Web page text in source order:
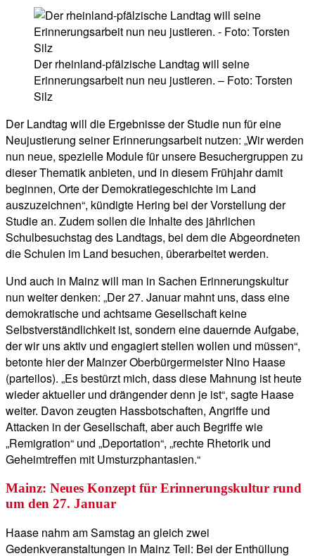
Der rheinland-pfälzische Landtag will seine
Erinnerungsarbeit nun neu justieren. – Foto: Torsten
Silz
Der Landtag will die Ergebnisse der Studie nun für eine
Neujustierung seiner Erinnerungsarbeit nutzen: „Wir werden
nun neue, spezielle Module für unsere Besuchergruppen zu
dieser Thematik anbieten, und in diesem Frühjahr damit
beginnen, Orte der Demokratiegeschichte im Land
auszuzeichnen“, kündigte Hering bei der Vorstellung der
Studie an. Zudem sollen die Inhalte des jährlichen
Schulbesuchstag des Landtags, bei dem die Abgeordneten
die Schulen im Land besuchen, überarbeitet werden.
Und auch in Mainz will man in Sachen Erinnerungskultur
nun weiter denken: „Der 27. Januar mahnt uns, dass eine
demokratische und achtsame Gesellschaft keine
Selbstverständlichkeit ist, sondern eine dauernde Aufgabe,
der wir uns aktiv und engagiert stellen wollen und müssen“,
betonte hier der Mainzer Oberbürgermeister Nino Haase
(parteilos). „Es bestürzt mich, dass diese Mahnung ist heute
wieder aktueller und drängender denn je ist“, sagte Haase
weiter. Davon zeugten Hassbotschaften, Angriffe und
Attacken in der Gesellschaft, aber auch Begriffe wie
„Remigration“ und „Deportation“, „rechte Rhetorik und
Geheimtreffen mit Umsturzphantasien.“
Mainz: Neues Konzept für Erinnerungskultur rund
um den 27. Januar
Haase nahm am Samstag an gleich zwei
Gedenkveranstaltungen in Mainz Teil: Bei der Enthüllung